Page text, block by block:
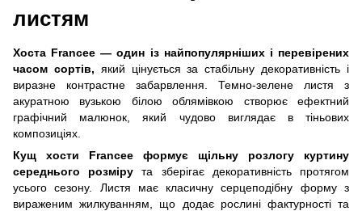
листям
Хоста Francee — один із найпопулярніших і перевірених
часом сортів, який цінується за стабільну декоративність і
виразне контрастне забарвлення. Темно-зелене листя з
акуратною вузькою білою облямівкою створює ефектний
графічний малюнок, який чудово виглядає в тіньових
композиціях.
Кущ хости Francee формує щільну розлогу куртину
середнього розміру та зберігає декоративність протягом
усього сезону. Листя має класичну серцеподібну форму з
вираженим жилкуванням, що додає рослині фактурності та